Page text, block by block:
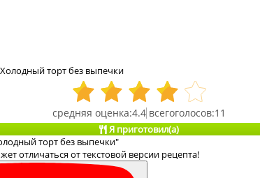
торт без выпечки
4.4 11
Я приготовил(а)
торт без выпечки"
отличаться от текстовой версии рецепта!